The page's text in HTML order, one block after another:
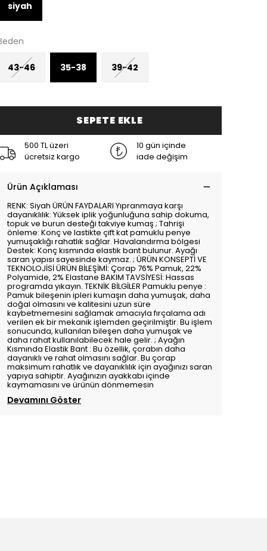
siyah
43-46 35-38 39-42
SEPETE EKLE
500 TL üzeri
ücretsiz kargo
10 gün içinde
iade değişim
Ürün Açıklaması
RENK: Siyah ÜRÜN FAYDALARI Yıpranmaya karşı
dayanıklılık: Yüksek iplik yoğunluğuna sahip dokuma,
topuk ve burun desteği takviye kumaş ; Tahrişi
önleme: Konç ve lastikte çift kat pamuklu penye
yumuşaklığı rahatlık sağlar. Havalandırma bölgesi
Destek: Konç kısmında elastik bant bulunur. Ayağı
saran yapısı sayesinde kaymaz. ; ÜRÜN KONSEPTİ VE
TEKNOLOJİSİ ÜRÜN BİLEŞİMİ: Çorap 76% Pamuk, 22%
Polyamide, 2% Elastane BAKIM TAVSİYESİ: Hassas
programda yıkayın. TEKNİK BİLGİLER Pamuklu penye :
Pamuk bileşenin ipleri kumaşın daha yumuşak, daha
doğal olmasını ve kalitesini uzun süre
kaybetmemesini sağlamak amacıyla fırçalama adı
verilen ek bir mekanik işlemden geçirilmiştir. Bu işlem
sonucunda, kullanılan bileşen daha yumuşak ve
daha rahat kullanılabilecek hale gelir. ; Ayağın
Kısmında Elastik Bant : Bu özellik, çorabın daha
dayanıklı ve rahat olmasını sağlar. Bu çorap
maksimum rahatlık ve dayanıklılık için ayağınızı saran
yapıya sahiptir. Ayağınızın ayakkabı içinde
kaymamasını ve ürünün dönmemesin
Devamını Göster